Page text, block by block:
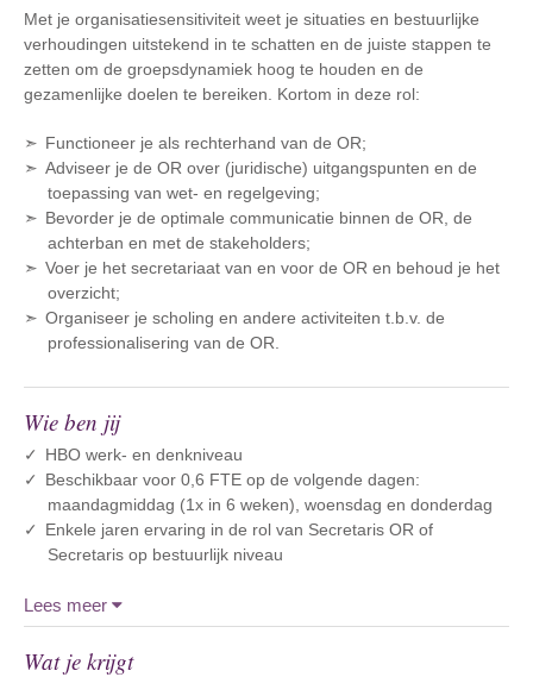
Met je organisatiesensitiviteit weet je situaties en bestuurlijke
verhoudingen uitstekend in te schatten en de juiste stappen te
zetten om de groepsdynamiek hoog te houden en de
gezamenlijke doelen te bereiken. Kortom in deze rol:
Functioneer je als rechterhand van de OR;
Adviseer je de OR over (juridische) uitgangspunten en de
toepassing van wet- en regelgeving;
Bevorder je de optimale communicatie binnen de OR, de
achterban en met de stakeholders;
Voer je het secretariaat van en voor de OR en behoud je het
overzicht;
Organiseer je scholing en andere activiteiten t.b.v. de
professionalisering van de OR.
Wie ben jij
HBO werk- en denkniveau
Beschikbaar voor 0,6 FTE op de volgende dagen:
maandagmiddag (1x in 6 weken), woensdag en donderdag
Enkele jaren ervaring in de rol van Secretaris OR of
Secretaris op bestuurlijk niveau
Lees meer
Wat je krijgt